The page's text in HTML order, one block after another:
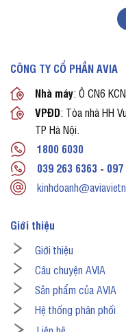
CÔNG TY CỔ PHẦN AVIA
Nhà máy: Ô CN6
VPĐD: Tòa nhà HH
TP Hà Nội.
1800 6030
039 263 6363 -
Giới thiệu
Giới thiệu
Câu chuyện AVIA
Sản phẩm của AVIA
Hệ thống phân phối